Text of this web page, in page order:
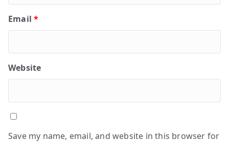
Email*
Website
Save my name, email, and website in this browser for